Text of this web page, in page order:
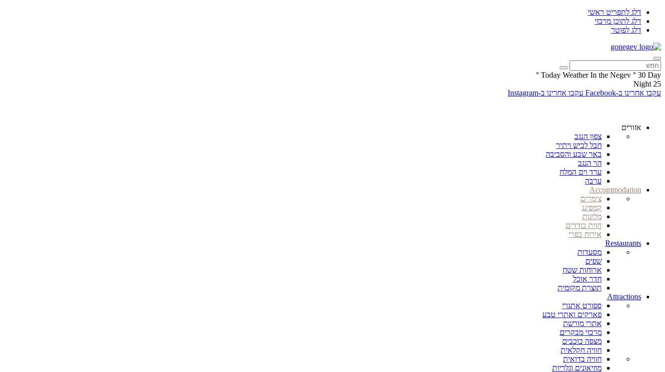
דלג לתפריט ראשי
דלג לתוכן מרכזי
דלג לפוטר
Today Weather In the Negev ° 30 Day
°
25
Night
עקבו אחרינו ב-Facebook
עקבו אחרינו ב-Instagram
אזורים
צפון הנגב
חבל לכיש ויתיר
באר שבע והסביבה
הר הנגב
ערד וים המלח
ערבה
Accommodation
צימרים
קמפינג
מלונות
חוות בודדים
אירוח כפרי
Restaurants
מסעדות
שפים
ארוחות שטח
חדר אוכל
תוצרת מקומית
Attractions
ספורט אתגרי
פארקים ואתרי טבע
אתרי מורשת
מרכזי מבקרים
מצפה כוכבים
חוויה חקלאית
חוויה בדואית
מוזיאונים וגלריות